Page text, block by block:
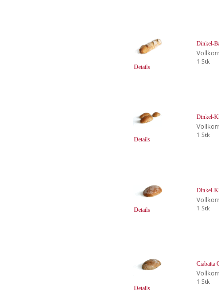
Details
Dinkel-
1 Stk
Details
Dinkel-
1 Stk
Details
Dinkel-
1 Stk
Details
Ciabatta
1 Stk